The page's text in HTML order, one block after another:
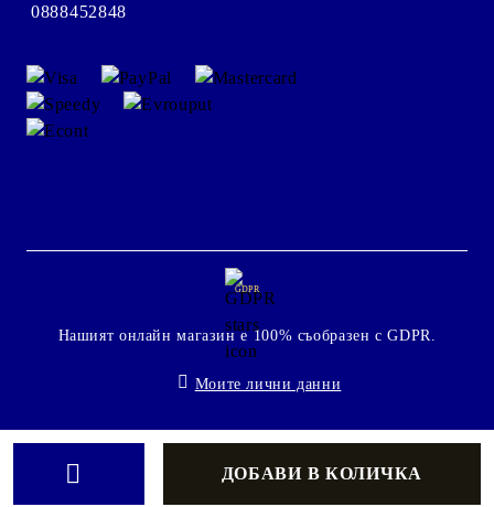
0888452848
GDPR
Нашият онлайн магазин е 100% съобразен с GDPR.
Моите лични данни